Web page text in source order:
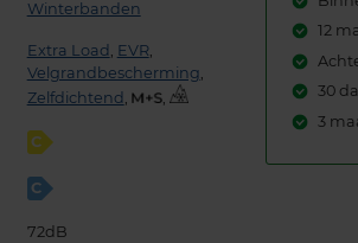
Winterbanden
Extra Load , EVR,
Velgrandbescherming,
Zelfdichtend , ,
C
C
72dB
12
30
3